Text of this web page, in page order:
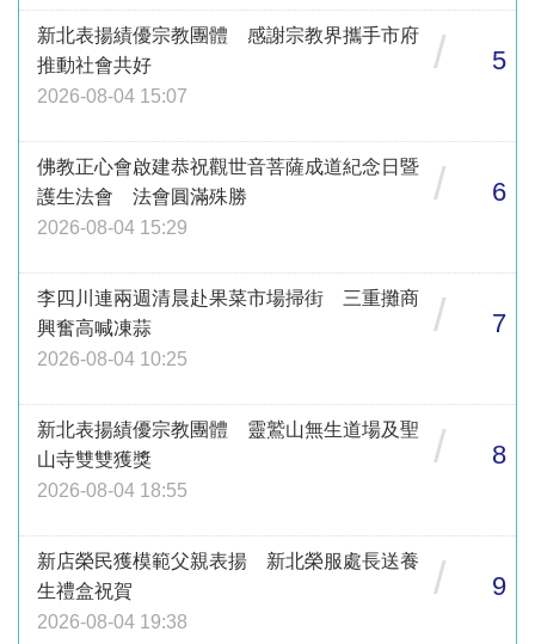
新北表揚績優宗教團體 感謝宗教界攜手市府
推動社會共好
2026-08-04 15:07
/ 5
佛教正心會啟建恭祝觀世音菩薩成道紀念日暨
護生法會 法會圓滿殊勝
2026-08-04 15:29
/ 6
李四川連兩週清晨赴果菜市場掃街 三重攤商
興奮高喊凍蒜
2026-08-04 10:25
/ 7
新北表揚績優宗教團體 靈鷲山無生道場及聖
山寺雙雙獲獎
2026-08-04 18:55
/ 8
新店榮民獲模範父親表揚 新北榮服處長送養
生禮盒祝賀
2026-08-04 19:38
/ 9